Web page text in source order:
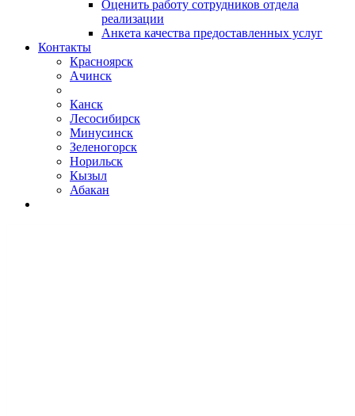
Оценить работу сотрудников отдела
реализации
Анкета качества предоставленных услуг
Контакты
Красноярск
Ачинск
Канск
Лесосибирск
Минусинск
Зеленогорск
Норильск
Кызыл
Абакан